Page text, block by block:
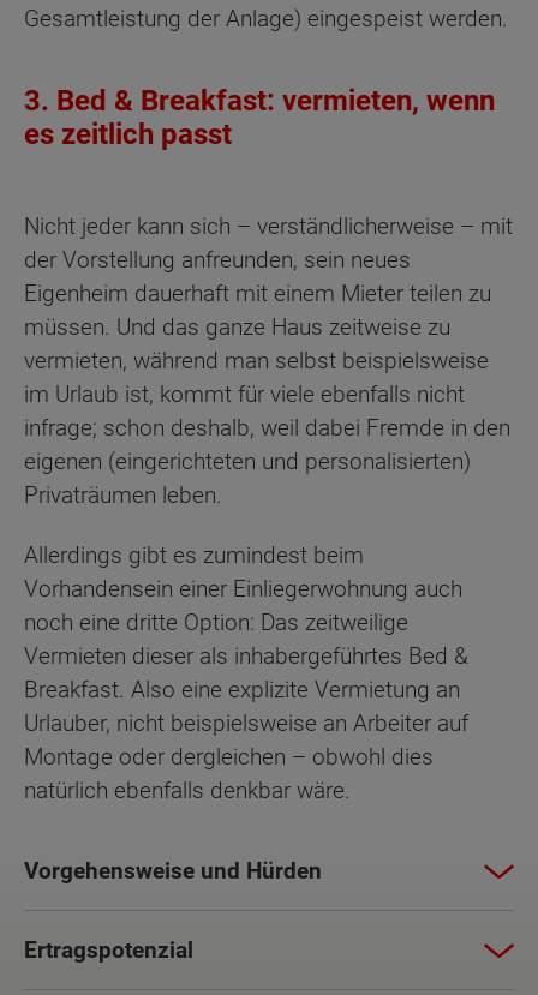
Gesamtleistung der Anlage) eingespeist werden.
3. Bed & Breakfast: vermieten, wenn
es zeitlich passt
Nicht jeder kann sich – verständlicherweise – mit
der Vorstellung anfreunden, sein neues
Eigenheim dauerhaft mit einem Mieter teilen zu
müssen. Und das ganze Haus zeitweise zu
vermieten, während man selbst beispielsweise
im Urlaub ist, kommt für viele ebenfalls nicht
infrage; schon deshalb, weil dabei Fremde in den
eigenen (eingerichteten und personalisierten)
Privaträumen leben.
Allerdings gibt es zumindest beim
Vorhandensein einer Einliegerwohnung auch
noch eine dritte Option: Das zeitweilige
Vermieten dieser als inhabergeführtes Bed &
Breakfast. Also eine explizite Vermietung an
Urlauber, nicht beispielsweise an Arbeiter auf
Montage oder dergleichen – obwohl dies
natürlich ebenfalls denkbar wäre.
Vorgehensweise und Hürden
Ertragspotenzial